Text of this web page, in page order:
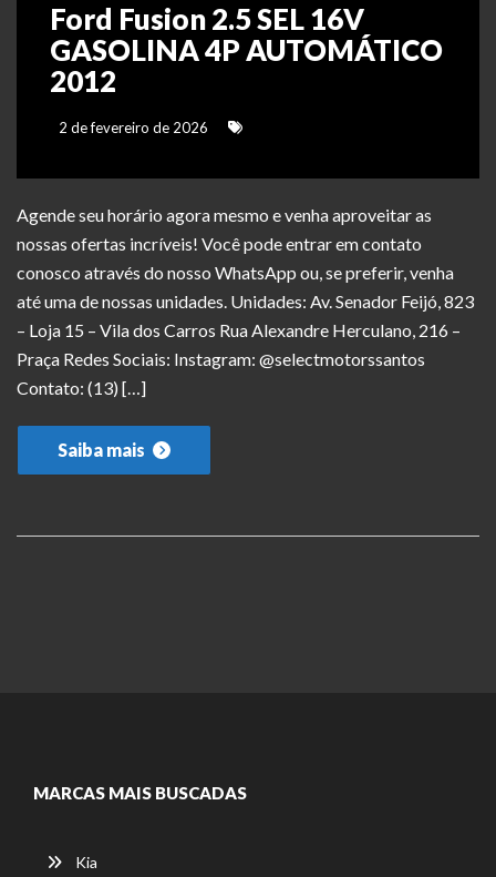
Ford Fusion 2.5 SEL 16V
GASOLINA 4P AUTOMÁTICO
2012
2 de fevereiro de 2026
Agende seu horário agora mesmo e venha aproveitar as
nossas ofertas incríveis! Você pode entrar em contato
conosco através do nosso WhatsApp ou, se preferir, venha
até uma de nossas unidades. Unidades: Av. Senador Feijó, 823
– Loja 15 – Vila dos Carros Rua Alexandre Herculano, 216 –
Praça Redes Sociais: Instagram: @selectmotorssantos
Contato: (13) […]
Saiba mais
MARCAS MAIS BUSCADAS
Kia